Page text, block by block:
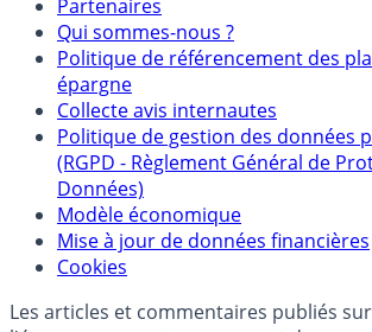
Mentions légales et Conditions
Partenaires
Qui sommes-nous ?
Politique de référencement des
épargne
Collecte avis internautes
Politique de gestion des données
(RGPD - Règlement Général de
Données)
Modèle économique
Mise à jour de données financières
Cookies